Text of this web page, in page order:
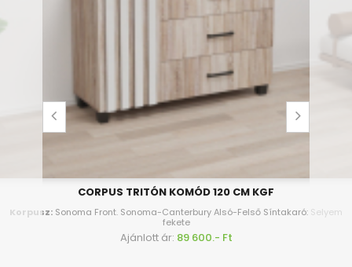
CORPUS TRITÓN KOMÓD 120 CM KGF
Korpusz: Sonoma Front. Sonoma-Canterbury Alsó-Felső Síntakaró: Selyem
fekete
Ajánlott ár: 89 600.- Ft